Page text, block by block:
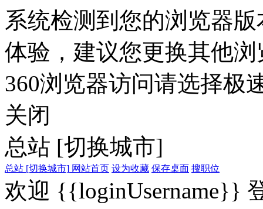
系统检测到您的浏览器
体验，建议您更换其他
360浏览器访问请选择极
关闭
总站 [切换城市]
总站 [切换城市] 网站首页 设为收藏 保存桌面 搜职位
欢迎 {{loginUsername}}